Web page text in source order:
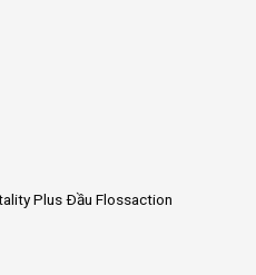
Plus Ðầu Flossaction